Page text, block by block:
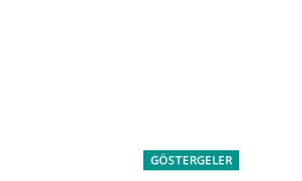
GÖSTERGELER